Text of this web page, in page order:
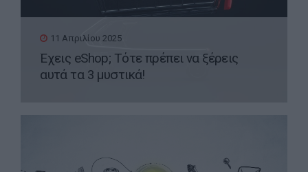
11 Απριλίου 2025
Έχεις eShop; Τότε πρέπει να ξέρεις
αυτά τα 3 μυστικά!